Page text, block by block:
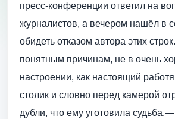
пресс-конференции ответил на
журналистов, а вечером нашёл в
обидеть отказом автора этих
понятным причинам, не в очень
настроении, как настоящий
столик и словно перед камерой
дубли, что ему уготовила